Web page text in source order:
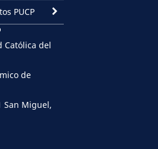
PUCP
Católica del
de
San Miguel,